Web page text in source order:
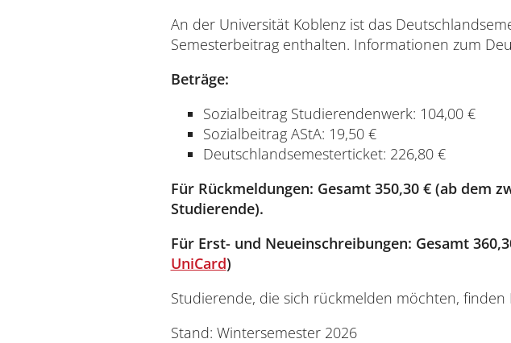
Zentrum
Zentrum für
Datenschutz Barrierefreiheit
An der Universität Koblenz ist das
Semesterbeitrag enthalten. Informationen zum
Beträge:
Sozialbeitrag Studierendenwerk: 104,00 €
Sozialbeitrag AStA: 19,50 €
Deutschlandsemesterticket: 226,80 €
Für Rückmeldungen: Gesamt 350,30 € (ab dem
Studierende).
Für Erst- und Neueinschreibungen: Gesamt
UniCard)
Studierende, die sich rückmelden möchten,
Stand: Wintersemester 2026